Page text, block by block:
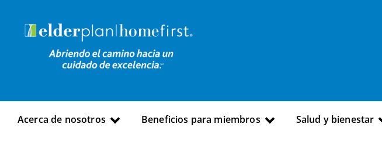
Acerca de nosotros Beneficios para miembros Salud y bienestar